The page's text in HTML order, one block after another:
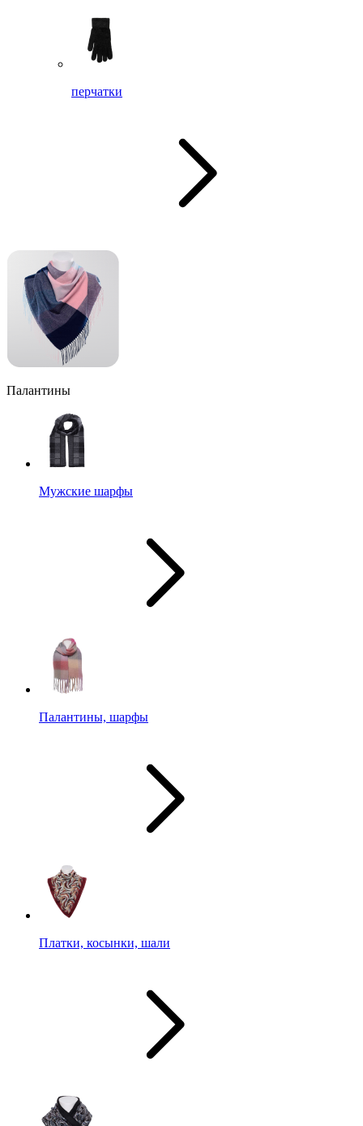
перчатки
Палантины
Мужские шарфы
Палантины, шарфы
Платки, косынки, шали